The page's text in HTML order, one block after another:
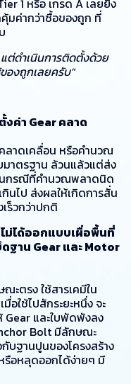
1 หรือ เกรด A เลยยิ่ง
คุ้มค่ากว่าซื้อของถูก ที่
ต่ดำเนินการติดตั้งด้วย
องถูกเลยครับ"
งค่า Gear คลาด
ลาดเคลื่อน หรือคำนวณ
มาตรฐาน ล้วนแล้วแต่ส่ง
นกรณีที่คำนวณพลาดนิด
นไป ส่งผลให้เกิดการสั่น
ร็วกว่าปกติ
ไม่ได้ออกแบบเผื่อพื้นที่
ฐาน Gear และ Motor
ตรง ใช้สารเคมีใน
อใช้ไปสักระยะหนึ่ง จะ
Gear และใบพัดพังลง
Bolt มีลักษณะ
บฐานปูนของโครงสร้าง
รือหลุดออกได้ง่ายๆ มี